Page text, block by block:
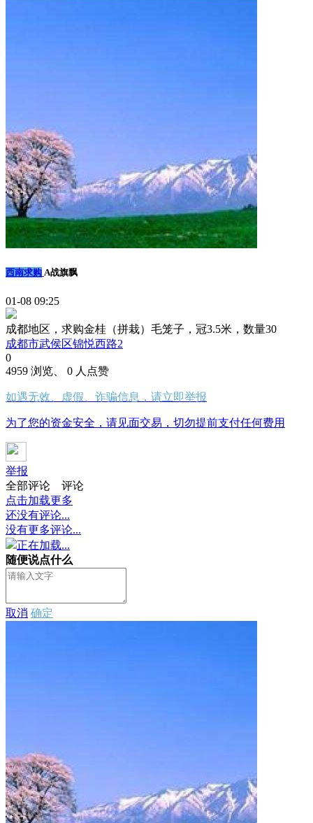
西南求购 A战旗飘
01-08 09:25
成都地区，求购金桂（拼栽）毛笼子，冠3.5米，数量30
成都市武侯区锦悦西路2
0
4959 浏览、 0 人点赞
如遇无效、虚假、诈骗信息，请立即举报
为了您的资金安全，请见面交易，切勿提前支付任何费用
举报
全部评论
评论
点击加载更多
还没有评论...
没有更多评论...
正在加载...
随便说点什么
取消 确定